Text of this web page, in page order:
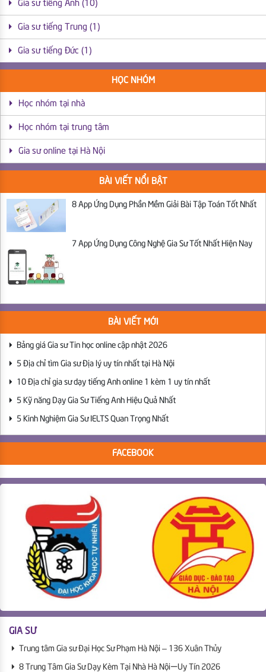
Gia sư tiếng Anh (10)
Gia sư tiếng Trung (1)
Gia sư tiếng Đức (1)
HỌC NHÓM
Học nhóm tại nhà
Học nhóm tại trung tâm
Gia sư online tại Hà Nội
BÀI VIẾT NỔI BẬT
8 App Ứng Dụng Phần Mềm Giải Bài Tập Toán Tốt Nhất
7 App Ứng Dụng Công Nghệ Gia Sư Tốt Nhất Hiện Nay
BÀI VIẾT MỚI
Bảng giá Gia sư Tin học online cập nhật 2026
5 Địa chỉ tìm Gia sư Địa lý uy tín nhất tại Hà Nội
10 Địa chỉ gia sư dạy tiếng Anh online 1 kèm 1 uy tín nhất
5 Kỹ năng Dạy Gia Sư Tiếng Anh Hiệu Quả Nhất
5 Kinh Nghiệm Gia Sư IELTS Quan Trọng Nhất
FACEBOOK
GIA SƯ
Trung tâm Gia sư Đại Học Sư Phạm Hà Nội – 136 Xuân Thủy
8 Trung Tâm Gia Sư Dạy Kèm Tại Nhà Hà Nội | Uy Tín 2026